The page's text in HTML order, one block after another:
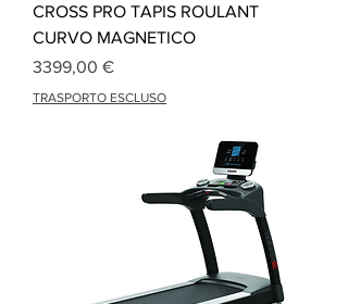
CROSS PRO TAPIS ROULANT
CURVO MAGNETICO
Precio
3399,00 €
TRASPORTO ESCLUSO